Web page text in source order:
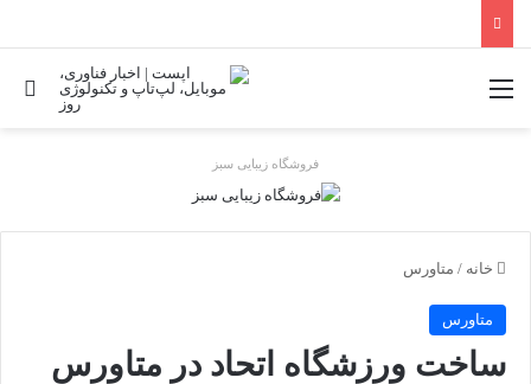
فروشگاه زیبایی سبز
خانه / متاورس
متاورس
ساخت ورزشگاه اتحاد در متاورس